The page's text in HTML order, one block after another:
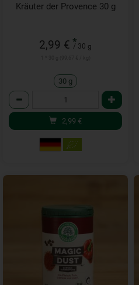
Kräuter der Provence 30 g
2,99 € *
/ 30 g
30 g
Anzahl
2,99 €